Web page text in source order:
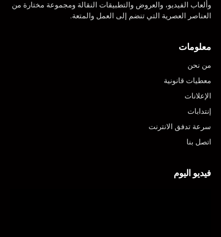
وألعاب الفيديو، والعروض والتطبيقات النقالة ومجموعة مختارة من
العناصر العصرية التي تنضم إلى العمل والمتعة.
معلومات
من نحن
معطيات قانونية
الإعلانات
إنتدابات
سرعة تدفق الانترنت
اتصل بنا
فيديو اليوم